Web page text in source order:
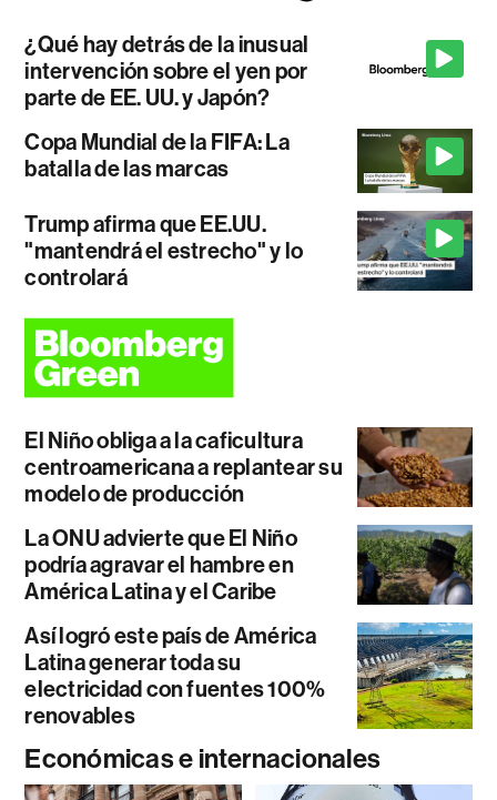
¿Qué hay detrás de la inusual
intervención sobre el yen por
parte de EE. UU. y Japón?
Copa Mundial de la FIFA: La
batalla de las marcas
Trump afirma que EE.UU.
"mantendrá el estrecho" y lo
controlará
El Niño obliga a la caficultura
centroamericana a replantear su
modelo de producción
La ONU advierte que El Niño
podría agravar el hambre en
América Latina y el Caribe
Así logró este país de América
Latina generar toda su
electricidad con fuentes 100%
renovables
Económicas e internacionales